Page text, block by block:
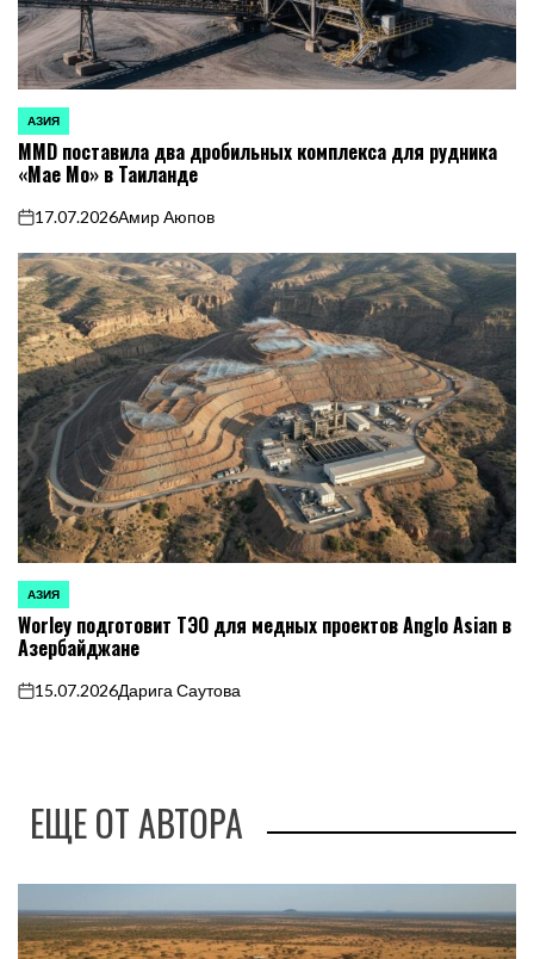
ОПУБЛИКОВАНО
В
АЗИЯ
MMD поставила два дробильных комплекса для рудника
«Мае Мо» в Таиланде
on
17.07.2026Амир Аюпов
ОПУБЛИКОВАНО
В
АЗИЯ
Worley подготовит ТЭО для медных проектов Anglo Asian в
Азербайджане
on
15.07.2026Дарига Саутова
ЕЩЕ ОТ АВТОРА